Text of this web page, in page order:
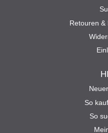
Retouren &
So
So